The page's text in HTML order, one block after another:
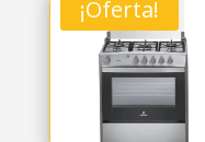
$712.84.
¡Oferta!